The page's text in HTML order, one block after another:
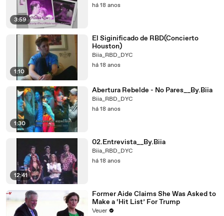
3:59
há 18 anos
1:10
El Siginificado de RBD(Concierto
Houston)
Biia_RBD_DYC
há 18 anos
1:30
Abertura Rebelde - No Pares__By.Biia
Biia_RBD_DYC
há 18 anos
12:41
02.Entrevista__By.Biia
Biia_RBD_DYC
há 18 anos
Former Aide Claims She Was Asked to
Make a ‘Hit List’ For Trump
Veuer